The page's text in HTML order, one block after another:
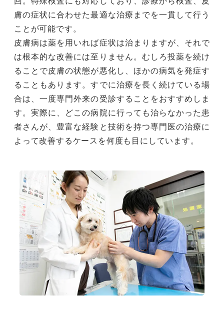
膚の症状に合わせた最適な治療までを一貫して行う
ことが可能です。
皮膚病は薬を用いれば症状は治まりますが、それで
は根本的な改善には至りません。むしろ投薬を続け
ることで皮膚の状態が悪化し、ほかの病気を発症す
ることもあります。すでに治療を長く続けている場
合は、一度専門外来の受診することをおすすめしま
す。実際に、どこの病院に行っても治らなかった患
者さんが、豊富な経験と技術を持つ専門医の治療に
よって改善するケースを何度も目にしています。